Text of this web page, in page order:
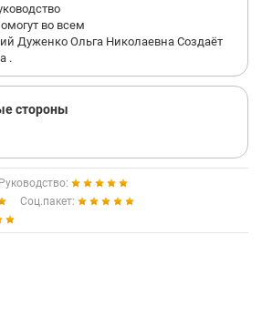
во всем
Дуженко Ольга Николаевна Создаёт
.
стороны
Руководство:
Соц.пакет: